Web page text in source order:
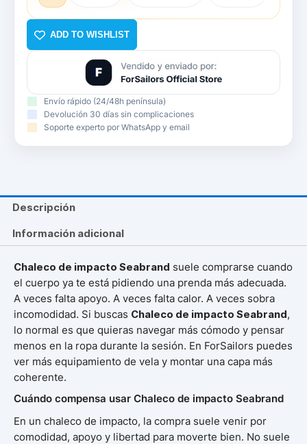
ADD TO WISHLIST
Envío rápido (24/48h península)
Devolución 30 días sin complicaciones
Soporte experto por WhatsApp y email
Descripción
Información adicional
Chaleco de impacto Seabrand suele comprarse cuando
el cuerpo ya te está pidiendo una prenda más adecuada.
A veces falta apoyo. A veces falta calor. A veces sobra
incomodidad. Si buscas Chaleco de impacto Seabrand,
lo normal es que quieras navegar más cómodo y pensar
menos en la ropa durante la sesión. En ForSailors puedes
ver más equipamiento de vela y montar una capa más
coherente.
Cuándo compensa usar Chaleco de impacto Seabrand
En un chaleco de impacto, la compra suele venir por
comodidad, apoyo y libertad para moverte bien. No suele